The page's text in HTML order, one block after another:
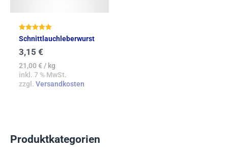
Produktkategorien
Bewertet mit
5.00
von 5
Schnittlauchleberwurst
3,15 €
21,00€/ kg
inkl. 7 % MwSt.
zzgl. Versandkosten